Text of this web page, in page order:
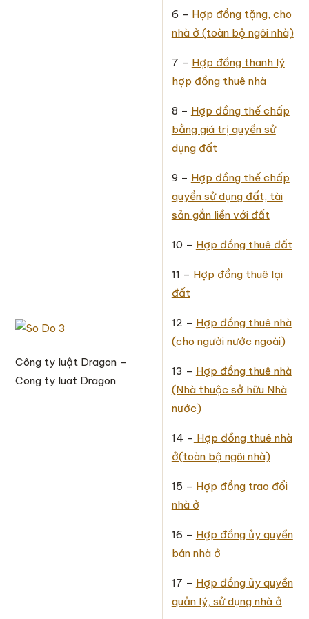
Công ty luật Dragon –
Cong ty luat Dragon
6 – Hợp đồng tặng, cho
nhà ở (toàn bộ ngôi nhà)
7 – Hợp đồng thanh lý
hợp đồng thuê nhà
8 – Hợp đồng thế chấp
bằng giá trị quyền sử
dụng đất
9 – Hợp đồng thế chấp
quyền sử dụng đất, tài
sản gắn liền với đất
10 – Hợp đồng thuê đất
11 – Hợp đồng thuê lại
đất
12 – Hợp đồng thuê nhà
(cho người nước ngoài)
13 – Hợp đồng thuê nhà
(Nhà thuộc sở hữu Nhà
nước)
14 – Hợp đồng thuê nhà
ở(toàn bộ ngôi nhà)
15 – Hợp đồng trao đổi
nhà ở
16 – Hợp đồng ủy quyền
bán nhà ở
17 – Hợp đồng ủy quyền
quản lý, sử dụng nhà ở